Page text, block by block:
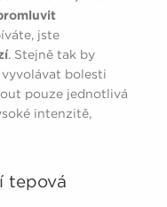
jste
. Stejně tak by
bolesti
pouze jednotlivá
intenzitě,
tepová